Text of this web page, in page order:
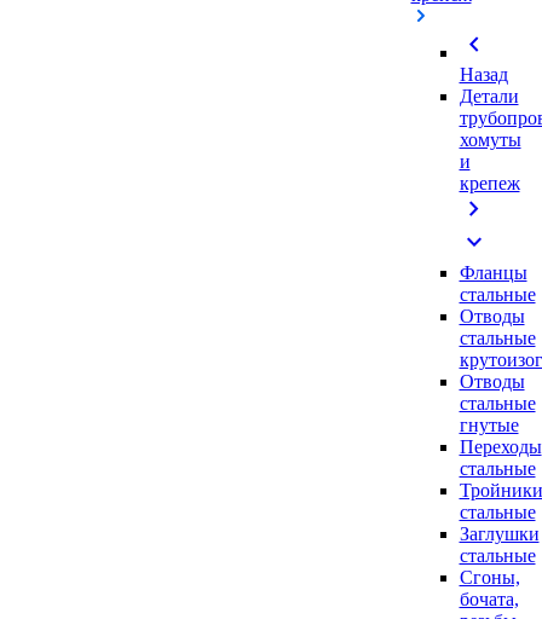
chevron_left
Назад
Детали
хомуты
и
крепеж
chevron_right
expand_more
Фланцы
стальные
Отводы
стальные
Отводы
стальные
гнутые
Переходы
стальные
Тройники
стальные
Заглушки
стальные
Сгоны,
бочата,